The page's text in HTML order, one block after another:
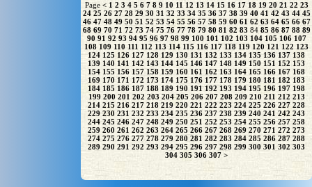
Page < 1 2 3 4 5 6 7 8 9 10 11 12 13 14 15 16 17 18 19 20 21 22 23
24 25 26 27 28 29 30 31 32 33 34 35 36 37 38 39 40 41 42 43 44 45
46 47 48 49 50 51 52 53 54 55 56 57 58 59 60 61 62 63 64 65 66 67
68 69 70 71 72 73 74 75 76 77 78 79 80 81 82 8384 85 86 87 88 89
90 91 92 93 94 95 96 97 98 99 100 101 102 103 104 105 106 107
108 109 110 111 112 113 114 115 116 117 118 119 120 121 122 123
124 125 126 127 128 129 130 131 132 133 134 135 136 137 138
139 140 141 142 143 144 145 146 147 148 149 150 151 152 153
154 155 156 157 158 159 160 161 162 163 164 165 166 167 168
169 170 171 172 173 174 175 176 177 178 179 180 181 182 183
184 185 186 187 188 189 190 191 192 193 194 195 196 197 198
199 200 201 202 203 204 205 206 207 208 209 210 211 212 213
214 215 216 217 218 219 220 221 222 223 224 225 226 227 228
229 230 231 232 233 234 235 236 237 238 239 240 241 242 243
244 245 246 247 248 249 250 251 252 253 254 255 256 257 258
259 260 261 262 263 264 265 266 267 268 269 270 271 272 273
274 275 276 277 278 279 280 281 282 283 284 285 286 287 288
289 290 291 292 293 294 295 296 297 298 299 300 301 302 303
304 305 306 307 >